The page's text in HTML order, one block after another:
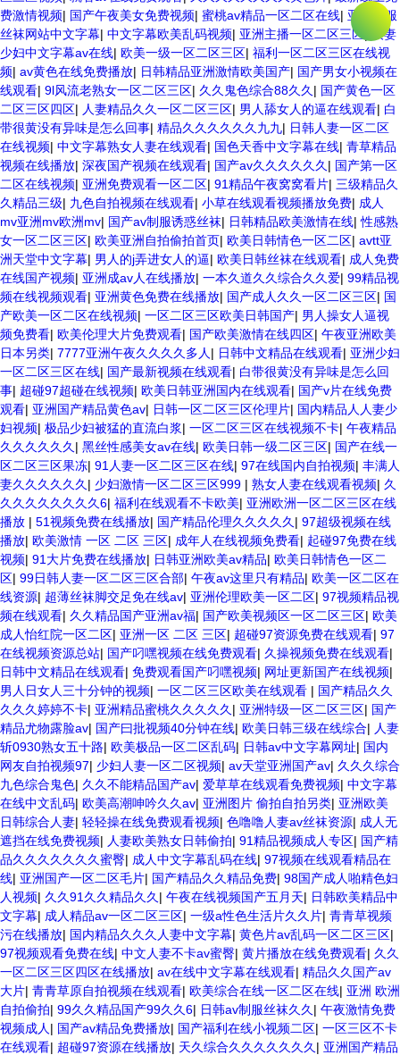
费激情视频| 国产午夜美女免费视频| 蜜桃av精品一区二区在线| 亚洲制服
丝袜网站中文字幕| 中文字幕欧美乱码视频| 亚洲主播一区二区三区
人妻
少妇中文字幕av在线| 欧美一级一区二区三区| 福利一区二区三区在线视
频| av黄色在线免费播放| 日韩精品亚洲激情欧美国产| 国产男女小视频在
线观看| 9l风流老熟女一区二区三区| 久久鬼色综合88久久 | 国产黄色一区
二区三区四区| 人妻精品久久一区二区三区| 男人舔女人的逼在线观看| 白
带很黄没有异味是怎么回事| 精品久久久久久久九九| 日韩人妻一区二区
在线视频| 中文字幕熟女人妻在线观看| 国色天香中文字幕在线| 青草精品
视频在线播放| 深夜国产视频在线观看| 国产av久久久久久久 | 国产第一区
二区在线视频| 亚洲免费观看一区二区| 91精品午夜窝窝看片| 三级精品久
久精品三级| 九色自拍视频在线观看| 小草在线观看视频播放免费| 成人
mv亚洲mv欧洲mv| 国产av制服诱惑丝袜| 日韩精品欧美激情在线|性感熟
女一区二区三区| 欧美亚洲自拍偷拍首页| 欧美日韩情色一区二区| avtt亚
洲天堂中文字幕| 男人的j弄进女人的逼| 欧美日韩丝袜在线观看| 成人免费
在线国产视频| 亚洲成av人在线播放| 一本久道久久综合久久爱| 99精品视
频在线视频观看| 亚洲黄色免费在线播放| 国产成人久久一区二区三区| 国
产欧美一区二区在线视频| 一区二区三区欧美日韩国产| 男人操女人逼视
频免费看| 欧美伦理大片免费观看| 国产欧美激情在线四区| 午夜亚洲欧美
日本另类| 7777亚洲午夜久久久久多人 | 日韩中文精品在线观看| 亚洲少妇
一区二区三区在线| 国产最新视频在线观看| 白带很黄没有异味是怎么回
事| 超碰97超碰在线视频| 欧美日韩亚洲国内在线观看| 国产v片在线免费
观看| 亚洲国产精品黄色av| 日韩一区二区三区伦理片| 国内精品人人妻少
妇视频| 极品少妇被猛的直流白浆| 一区二区三区在线视频不卡| 午夜精品
久久久久久久 | 黑丝性感美女av在线| 欧美日韩一级二区三区| 国产在线一
区二区三区果冻| 91人妻一区二区三区在线| 97在线国内自拍视频| 丰满人
妻久久久久久久 | 少妇激情一区二区三区999 | 熟女人妻在线观看视频| 久
久久久久久久久久6| 福利在线观看不卡欧美| 亚洲欧洲一区二区三区在线
播放 | 51视频免费在线播放| 国产精品伦理久久久久久 | 97超级视频在线
播放| 欧美激情 一区 二区 三区| 成年人在线视频免费看| 起碰97免费在线
视频| 91大片免费在线播放| 日韩亚洲欧美av精品| 欧美日韩情色一区二
区| 99日韩人妻一区二区三区合部| 午夜av这里只有精品| 欧美一区二区在
线资源| 超薄丝袜脚交足免在线av| 亚洲伦理欧美一区二区| 97视频精品视
频在线观看| 久久精品国产亚洲av福| 国产欧美视频区一区二区三区| 欧美
成人怡红院一区二区| 亚洲一区 二区 三区| 超碰97资源免费在线观看| 97
在线视频资源总站| 国产叼嘿视频在线免费观看| 久操视频免费在线观看|
日韩中文精品在线观看| 免费观看国产叼嘿视频| 网址更新国产在线视频|
男人日女人三十分钟的视频| 一区二区三区欧美在线观看 | 国产精品久久
久久久婷婷不卡| 亚洲精品蜜桃久久久久久 | 亚洲特级一区二区三区| 国产
精品尤物露脸av| 国产曰批视频40分钟在线| 欧美日韩三级在线综合| 人妻
斩0930熟女五十路| 欧美极品一区二区乱码| 日韩av中文字幕网址| 国内
网友自拍视频97| 少妇人妻一区二区视频| av天堂亚洲国产av| 久久久综合
九色综合鬼色| 久久不能精品国产av| 爱草草在线观看免费视频| 中文字幕
在线中文乱码| 欧美高潮呻吟久久av| 亚洲图片 偷拍自拍另类| 亚洲欧美
日韩综合人妻| 轻轻操在线免费观看视频| 色噜噜人妻av丝袜资源| 成人无
遮挡在线免费视频| 人妻欧美熟女日韩偷拍| 91精品视频成人专区| 国产精
品久久久久久久久蜜臀| 成人中文字幕乱码在线| 97视频在线观看精品在
线| 亚洲国产一区二区毛片| 国产精品久久精品免费| 98国产成人啪精色妇
人视频| 久久91久久精品久久 | 午夜在线视频国产五月天| 日韩欧美精品中
文字幕| 成人精品av一区二区三区| 一级a性色生活片久久片| 青青草视频
污在线播放| 国内精品久久久人妻中文字幕| 黄色片av乱码一区二区三区|
97视频观看免费在线| 中文人妻不卡av蜜臀| 黄片播放在线免费观看| 久久
一区二区三区四区在线播放| av在线中文字幕在线观看| 精品久久国产av
大片| 青青草原自拍视频在线观看| 欧美综合在线一区二区在线| 亚洲 欧洲
自拍偷拍| 99久久精品国产99久久6| 日韩av制服丝袜久久 | 午夜激情免费
视频成人 | 国产av精品免费播放| 国产福利在线小视频二区| 一区三区不卡
在线观看| 超碰97资源在线播放| 天久综合久久久久久久久 | 亚洲国产精品